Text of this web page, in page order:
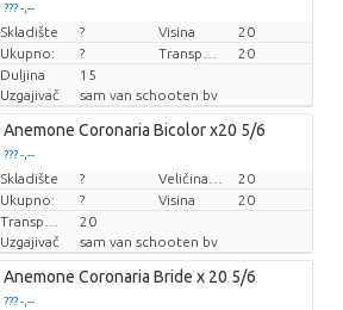
??? -,--
Cijena po komadu
Skladište ? Visina
20
Ukupno:
?
20
Duljina
15
Uzgajivač
sam van schooten bv
Anemone Coronaria Bicolor x20 5/6
??? -,--
Cijena po komadu
Skladište ?
20
Ukupno:
? Visina
20
20
Uzgajivač
sam van schooten bv
Anemone Coronaria Bride x 20 5/6
??? -,--